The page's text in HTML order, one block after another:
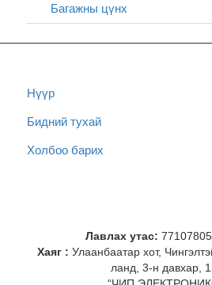
Багажны цүнх
Нүүр
Бидний тухай
Холбоо барих
Лавлах утас:
Хаяг : Улаанбаатар хот,
ланд, 3-н давхар,